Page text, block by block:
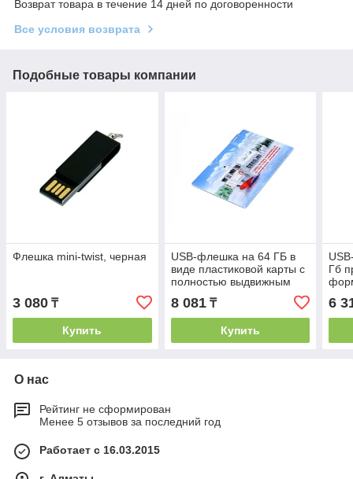
Возврат товара в течение 14 дней по договоренности
Все условия возврата
Подобные товары компании
Флешка mini-twist, черная
3 080 ₸
Купить
USB-флешка на 64 ГБ в
виде пластиковой карты с
полностью выдвижным
чипом, белый
8 081₸
Купить
Гб
6
О нас
Рейтинг не сформирован
Менее 5 отзывов за последний год
Работает с 16.03.2015